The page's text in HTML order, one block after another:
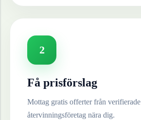
2
Få prisförslag
Mottag gratis offerter från verifierade
återvinningsföretag nära dig.